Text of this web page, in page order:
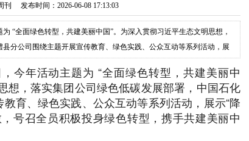
刊 发布时间：2026-06-08 17:13:03
“全面绿色转型，共建美丽中国”。为深入贯彻习近平生态文明思想，
分公司围绕主题开展宣传教育、绿色实践、公众互动等系列活动，展
求，明确活动目标、分工与时间安排，细化...
今年活动主题为 “全面绿色转型，共建美丽中
想，落实集团公司绿色低碳发展部署，中国石化
育、绿色实践、公众互动等系列活动，展示“降
号召全员积极投身绿色转型，携手共建美丽中